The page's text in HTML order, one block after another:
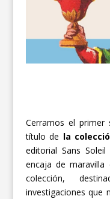
Cerramos el primer
título de la
editorial Sans Soleil
encaja de
colección,
investigaciones que